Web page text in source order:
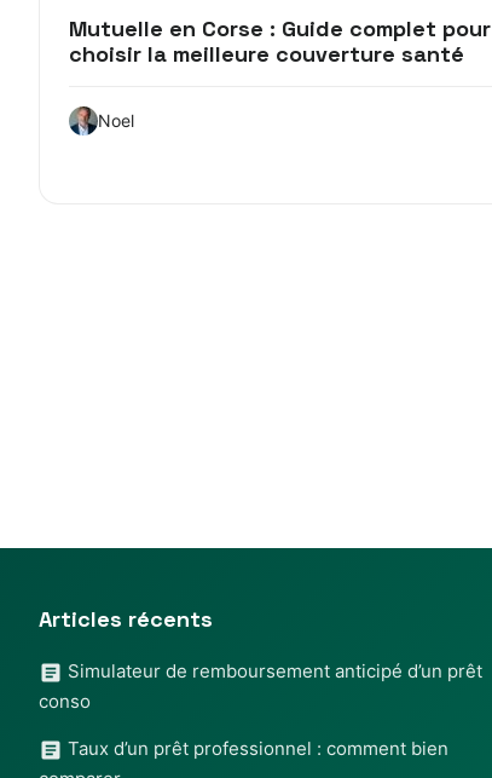
Mutuelle en Corse : Guide complet pour
choisir la meilleure couverture santé
Noel
Articles récents
Simulateur de remboursement anticipé d’un prêt
conso
Taux d’un prêt professionnel : comment bien